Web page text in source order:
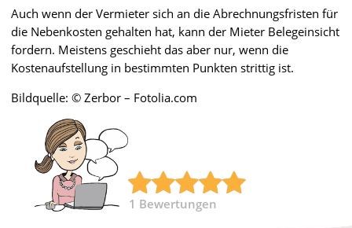
Auch wenn der Vermieter sich an die Abrechnungsfristen für
die Nebenkosten gehalten hat, kann der Mieter Belegeinsicht
fordern. Meistens geschieht das aber nur, wenn die
Kostenaufstellung in bestimmten Punkten strittig ist.
Bildquelle: © Zerbor – Fotolia.com
1 Bewertungen